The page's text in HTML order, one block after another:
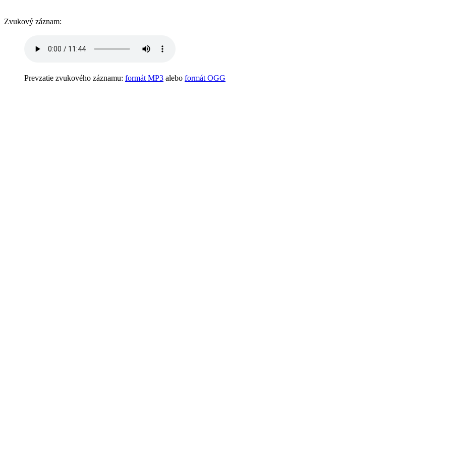
Zvukový záznam:
Prevzatie zvukového záznamu: formát MP3 alebo formát OGG